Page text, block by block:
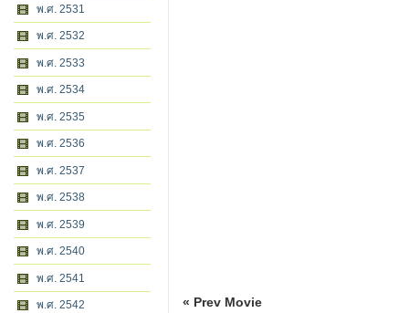
พ.ศ. 2531
พ.ศ. 2532
พ.ศ. 2533
พ.ศ. 2534
พ.ศ. 2535
พ.ศ. 2536
พ.ศ. 2537
พ.ศ. 2538
พ.ศ. 2539
พ.ศ. 2540
พ.ศ. 2541
พ.ศ. 2542 « Prev Movie